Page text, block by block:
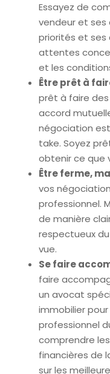
Essayez de
vendeur et ses
priorités et ses
attentes
et les
Être prêt à
prêt à faire
accord
négociation
take. Soyez
obtenir ce que
Être ferme,
vos
professionnel.
de manière
respectueux
vue.
Se faire
faire
un avocat
immobilier
professionnel
comprendre
financières de
sur les